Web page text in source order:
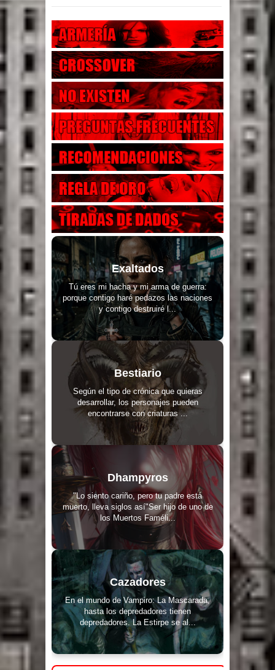
Exaltados
Tú eres mi hacha y mi arma de guerra:
porque contigo haré pedazos las naciones
y contigo destruiré l...
Bestiario
Según el tipo de crónica que quieras
desarrollar, los personajes pueden
encontrarse con criaturas ...
Dhampyros
"Lo siento cariño, pero tu padre está
muerto, lleva siglos así"Ser hijo de uno de
los Muertos Faméli...
Cazadores
En el mundo de Vampiro: La Mascarada,
hasta los depredadores tienen
depredadores. La Estirpe se al...